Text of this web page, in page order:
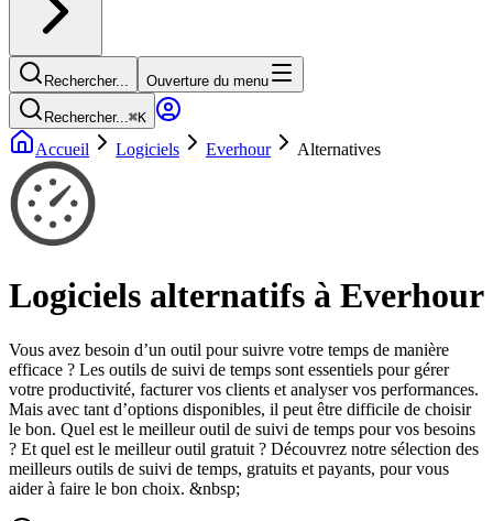
Rechercher... Ouverture du menu
Rechercher...⌘K
Accueil Logiciels Everhour Alternatives
Logiciels alternatifs à Everhour
Vous avez besoin d’un outil pour suivre votre temps de manière
efficace ? Les outils de suivi de temps sont essentiels pour gérer
votre productivité, facturer vos clients et analyser vos performances.
Mais avec tant d’options disponibles, il peut être difficile de choisir
le bon. Quel est le meilleur outil de suivi de temps pour vos besoins
? Et quel est le meilleur outil gratuit ? Découvrez notre sélection des
meilleurs outils de suivi de temps, gratuits et payants, pour vous
aider à faire le bon choix. &nbsp;